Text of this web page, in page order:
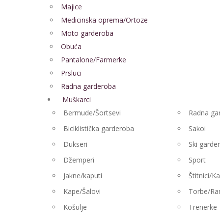
Majice
Medicinska oprema/Ortoze
Moto garderoba
Obuća
Pantalone/Farmerke
Prsluci
Radna garderoba
Muškarci
Bermude/Šortsevi
Biciklistička garderoba
Dukseri
Džemperi
Jakne/kaputi
Kape/Šalovi
Košulje
Radna
Sakoi
Ski
Sport
Štitnici/
Torbe/
Trenerke